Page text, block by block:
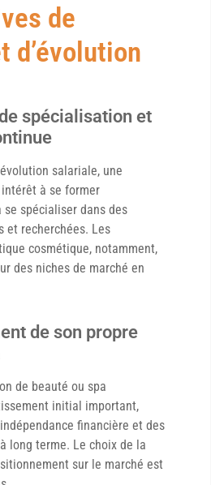
de
d’évolution
spécialisation et
salariale, une
à se former
spécialiser dans des
et recherchées. Les
cosmétique, notamment,
des niches de marché en
de son propre
de beauté ou spa
initial important,
financière et des
long terme. Le choix de la
sur le marché est